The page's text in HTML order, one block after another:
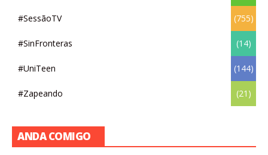
#SessãoTV (755)
#SinFronteras (14)
#UniTeen (144)
#Zapeando (21)
ANDA COMIGO